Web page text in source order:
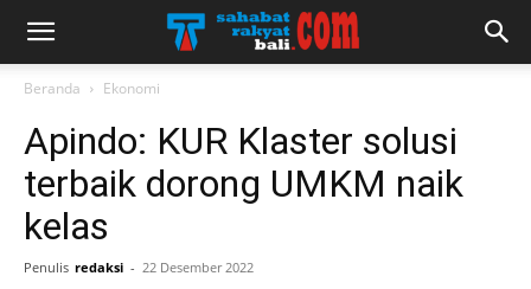
Beranda Ekonomi
Apindo: KUR Klaster solusi
terbaik dorong UMKM naik
kelas
Penulis redaksi - 22 Desember 2022